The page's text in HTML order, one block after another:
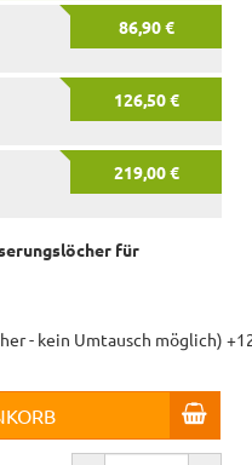
86,90 €
126,50 €
219,00 €
für
- kein Umtausch möglich)